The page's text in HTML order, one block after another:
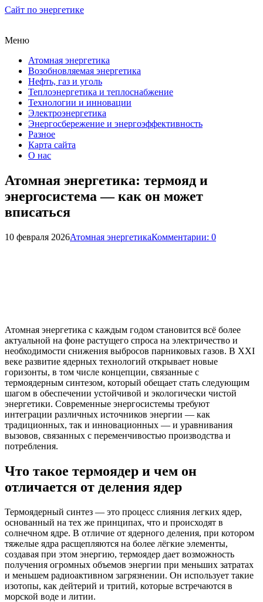
Сайт по энергетике
Меню
Атомная энергетика
Возобновляемая энергетика
Нефть, газ и уголь
Теплоэнергетика и теплоснабжение
Технологии и инновации
Электроэнергетика
Энергосбережение и энергоэффективность
Разное
Карта сайта
О нас
Атомная энергетика: термояд и
энергосистема — как он может
вписаться
10 февраля 2026Атомная энергетикаКомментарии: 0
Атомная энергетика с каждым годом становится всё более
актуальной на фоне растущего спроса на электричество и
необходимости снижения выбросов парниковых газов. В XXI
веке развитие ядерных технологий открывает новые
горизонты, в том числе концепции, связанные с
термоядерным синтезом, который обещает стать следующим
шагом в обеспечении устойчивой и экологически чистой
энергетики. Современные энергосистемы требуют
интеграции различных источников энергии — как
традиционных, так и инновационных — и уравнивания
вызовов, связанных с переменчивостью производства и
потребления.
Что такое термоядер и чем он
отличается от деления ядер
Термоядерный синтез — это процесс слияния легких ядер,
основанный на тех же принципах, что и происходят в
солнечном ядре. В отличие от ядерного деления, при котором
тяжелые ядра расщепляются на более лёгкие элементы,
создавая при этом энергию, термоядер дает возможность
получения огромных объемов энергии при меньших затратах
и меньшем радиоактивном загрязнении. Он использует такие
изотопы, как дейтерий и тритий, которые встречаются в
морской воде и литии.